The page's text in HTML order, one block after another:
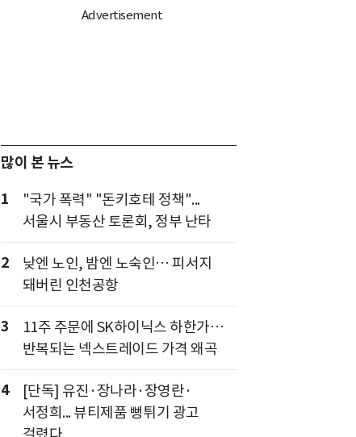
많이 본 뉴스
1
"국가 폭력" "돈키호테 정책"...
서울시 부동산 토론회, 정부 난타
2
낮엔 노인, 밤엔 노숙인… 피서지
돼버린 인천공항
3
11주 주문에 SK하이닉스 하한가…
반복되는 넥스트레이드 가격 왜곡
4
[단독] 유진·장나라·장영란·
서정희... 뷰티제품 뻥튀기 광고